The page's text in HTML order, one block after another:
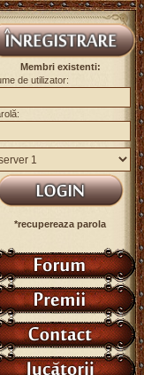
Membri existenti:
de utilizator:
*recupereaza parola